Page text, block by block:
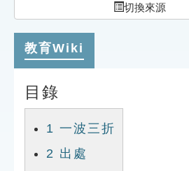
生字詞彙表
成語故事
索引選單
單字索引
切換來源
教育Wiki
目錄
1 一波三折
2 出處